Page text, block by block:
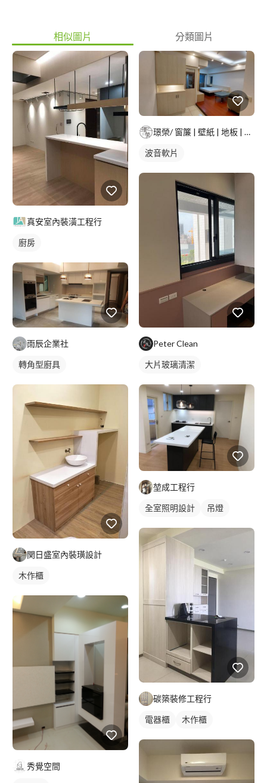
相似圖片 分類圖片
真安室內裝潢工程行
廚房
雨辰企業社
轉角型廚具
関日盛室內裝璜設計
木作櫃
秀覺空間
璟榮/ 窗簾 | 壁紙 | 地板 | 建築貼膜 |
波音軟片
Peter Clean
大片玻璃清潔
堃成工程行
全室照明設計 吊燈
碳築裝修工程行
電器櫃 木作櫃